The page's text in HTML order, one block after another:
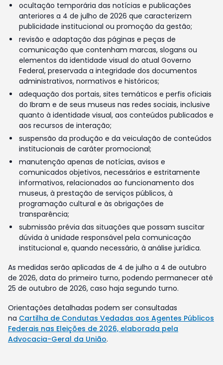
ocultação temporária das notícias e publicações
anteriores a 4 de julho de 2026 que caracterizem
publicidade institucional ou promoção da gestão;
revisão e adaptação das páginas e peças de
comunicação que contenham marcas, slogans ou
elementos da identidade visual do atual Governo
Federal, preservada a integridade dos documentos
administrativos, normativos e históricos;
adequação dos portais, sites temáticos e perfis oficiais
do Ibram e de seus museus nas redes sociais, inclusive
quanto à identidade visual, aos conteúdos publicados e
aos recursos de interação;
suspensão da produção e da veiculação de conteúdos
institucionais de caráter promocional;
manutenção apenas de notícias, avisos e
comunicados objetivos, necessários e estritamente
informativos, relacionados ao funcionamento dos
museus, à prestação de serviços públicos, à
programação cultural e às obrigações de
transparência;
submissão prévia das situações que possam suscitar
dúvida à unidade responsável pela comunicação
institucional e, quando necessário, à análise jurídica.
As medidas serão aplicadas de 4 de julho a 4 de outubro
de 2026, data do primeiro turno, podendo permanecer até
25 de outubro de 2026, caso haja segundo turno.
Orientações detalhadas podem ser consultadas
na Cartilha de Condutas Vedadas aos Agentes Públicos
Federais nas Eleições de 2026, elaborada pela
Advocacia-Geral da União.